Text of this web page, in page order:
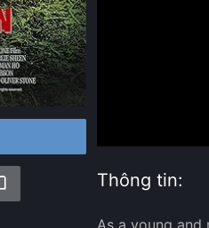
Thông tin:
As a young